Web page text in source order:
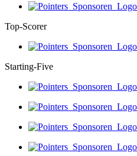
Top-Scorer
Starting-Five